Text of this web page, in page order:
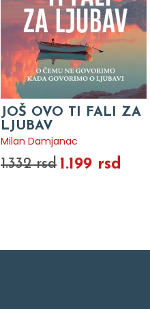
JOŠ OVO TI FALI ZA
LJUBAV
Milan Damjanac
1.332 rsd 1.199 rsd